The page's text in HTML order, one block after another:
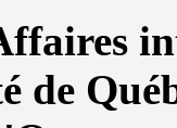
de